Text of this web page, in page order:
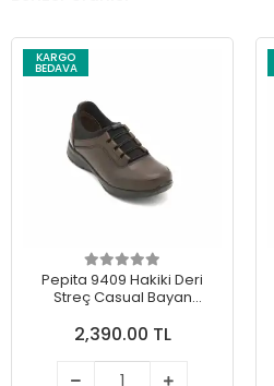
KARGO
BEDAVA
Pepita 9409 Hakiki Deri
Streç Casual Bayan
2,390.00 TL